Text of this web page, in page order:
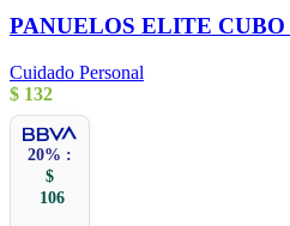
PANUELOS ELITE CUBO
Cuidado Personal
$ 132
20% :
$
106